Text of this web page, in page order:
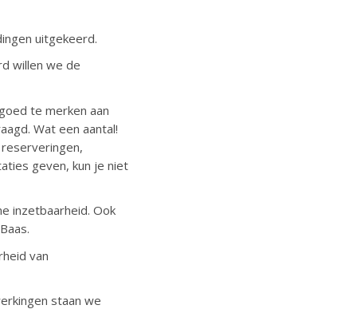
uitgekeerd.
willen we de
te merken aan
Wat een aantal!
geven, kun je niet
inzetbaarheid. Ook
van
staan we